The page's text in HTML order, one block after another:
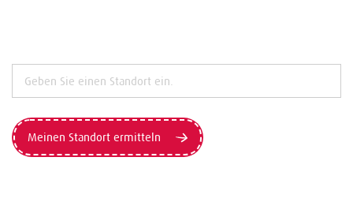
Meinen Standort ermitteln